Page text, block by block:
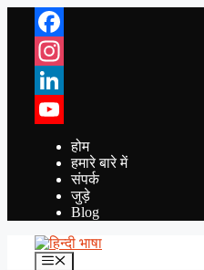
contentFacebook
Instagram
LinkedIn
YouTube
होम
हमारे बारे में
संपर्क
जुड़े
Blog
Menu